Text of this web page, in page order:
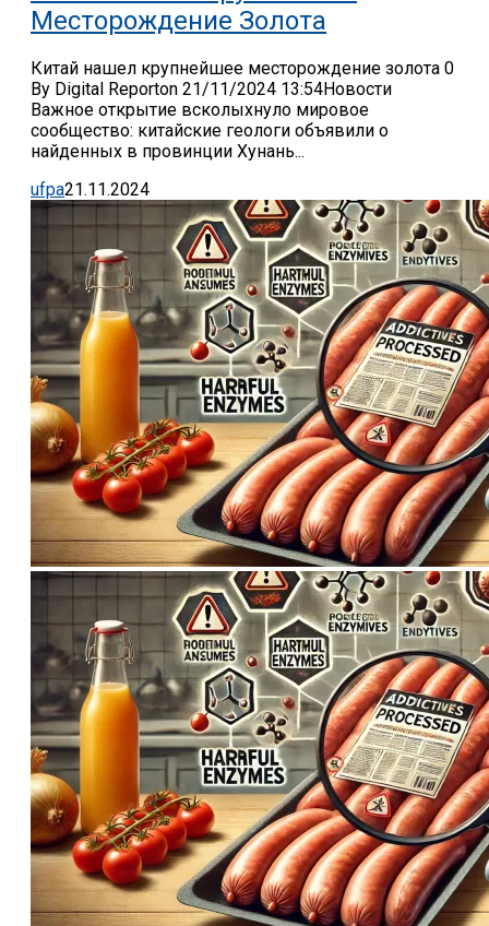
Месторождение Золота
Китай нашел крупнейшее месторождение золота 0
By Digital Reporton 21/11/2024 13:54Новости
Важное открытие всколыхнуло мировое
сообщество: китайские геологи объявили о
найденных в провинции Хунань...
ufpa21.11.2024